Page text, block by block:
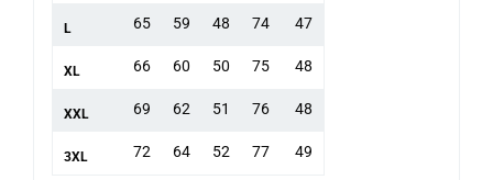
L 65 59 48 74 47
XL 66 60 50 75 48
XXL 69 62 51 76 48
3XL 72 64 52 77 49